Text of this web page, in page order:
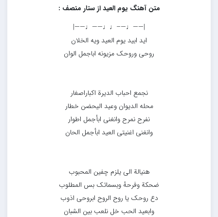
متن آهنگ یوم العید از ستار منصف :
|——♩—–♩♩——♩——|
اید ابید یوم العید ویه الخلان
روحی وروحک مزیونه اباجمل الوان
نجمع احباب الدیرة اکباراصغار
محله الدیوان وعید الیحضن خطار
نفرح نمرح وانغنی ابأجمل اطوار
وانغنی اغنیتی العید ابأجمل الحان
هنیالة الی یلزم چفین المحبوب
ضحکة وفرحهٔ وبسماتک بس المطلوب
دع روحک یا روح الروح ابروحی اذوب
وابعید الحب خل نلعب بین الشبان